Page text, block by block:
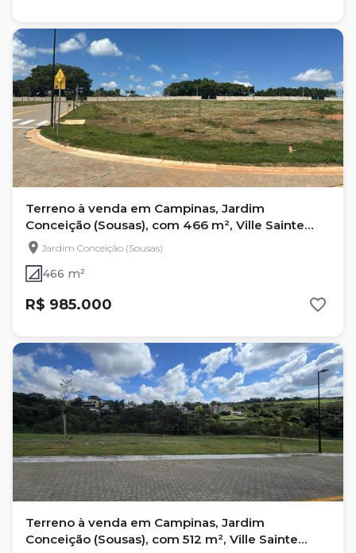
Terreno à venda em Campinas, Jardim
Conceição (Sousas), com 466 m², Ville Sainte
Anne la Coline
Jardim Conceição (Sousas)
466 m²
R$ 985.000
Terreno à venda em Campinas, Jardim
Conceição (Sousas), com 512 m², Ville Sainte